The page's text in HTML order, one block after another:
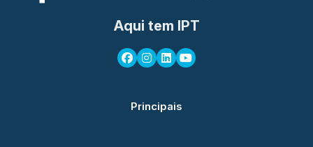
Aqui tem IPT
Principais